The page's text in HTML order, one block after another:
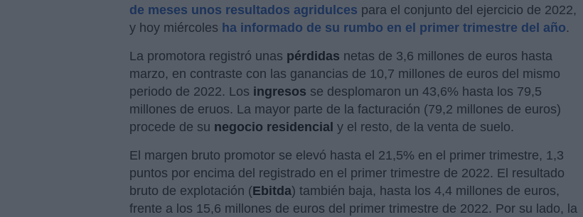
de meses unos resultados agridulces para el conjunto del ejercicio de 2022,
y hoy miércoles ha informado de su rumbo en el primer trimestre del año.
La promotora registró unas pérdidas netas de 3,6 millones de euros hasta
marzo, en contraste con las ganancias de 10,7 millones de euros del mismo
periodo de 2022. Los ingresos se desplomaron un 43,6% hasta los 79,5
millones de eruos. La mayor parte de la facturación (79,2 millones de euros)
procede de su negocio residencial y el resto, de la venta de suelo.
El margen bruto promotor se elevó hasta el 21,5% en el primer trimestre, 1,3
puntos por encima del registrado en el primer trimestre de 2022. El resultado
bruto de explotación (Ebitda) también baja, hasta los 4,4 millones de euros,
frente a los 15,6 millones de euros del primer trimestre de 2022. Por su lado, la